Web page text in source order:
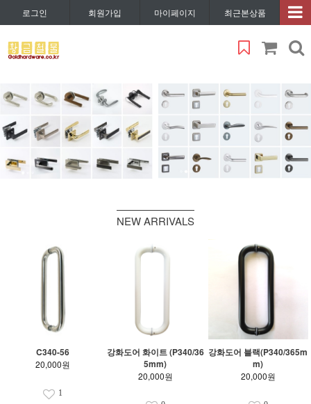
로그인 회원가입 마이페이지 최근본상품
NEW ARRIVALS
C340-56
20,000원
1
강화도어 화이트 (P340/36
5mm)
20,000원
강화도어 블랙(P340/365m
m)
20,000원